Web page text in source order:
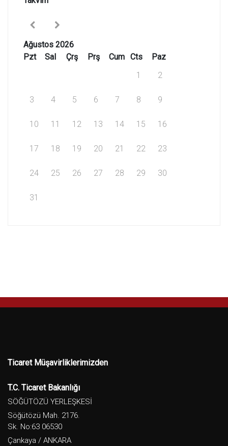
Ağustos 2026
Pzt
Sal Çrş Prş Cum Cts
Paz
1
2
3 4 5 6 7 8 9
10 11 12 13 14 15 16
17 18 19 20 21 22 23
24 25 26 27 28 29 30
31
Ticaret Müşavirliklerimizden
T.C. Ticaret Bakanlığı
SÖĞÜTÖZÜ YERLEŞKESİ
Söğütözü Mah. 2176.
Sk. No:63 06530
Çankaya / ANKARA